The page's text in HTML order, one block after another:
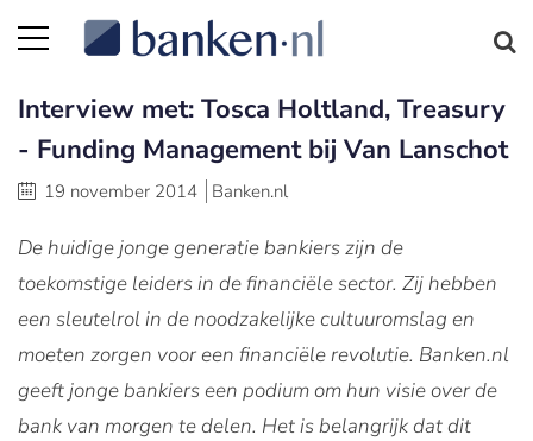
Interview met: Tosca Holtland, Treasury
- Funding Management bij Van Lanschot
19 november 2014 Banken.nl
De huidige jonge generatie bankiers zijn de
toekomstige leiders in de financiële sector. Zij hebben
een sleutelrol in de noodzakelijke cultuuromslag en
moeten zorgen voor een financiële revolutie. Banken.nl
geeft jonge bankiers een podium om hun visie over de
bank van morgen te delen. Het is belangrijk dat dit